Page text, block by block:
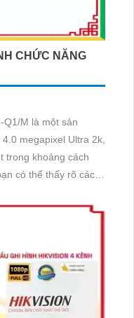
CHỨC NĂNG
M là một sản
megapixel Ultra 2k,
trong khoảng cách
dụng